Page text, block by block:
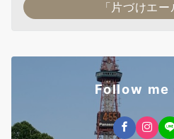
「片づけエ
Follow me